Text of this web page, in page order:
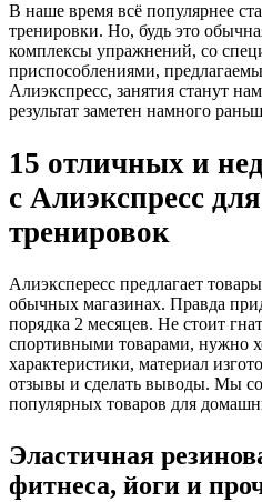
В наше время всё популярнее
тренировки. Но, будь это
комплексы упражнений, со
приспособлениями,
Алиэкспресс, занятия станут
результат заметен намного
15 отличных и
с Алиэкспресс
тренировок
Алиэкспересс предлагает
обычных магазинах. Правда
порядка 2 месяцев. Не стоит
спортивными товарами, нужно
характеристики, материал
отзывы и сделать выводы. Мы
популярных товаров для
Эластичная
фитнеса, йоги и